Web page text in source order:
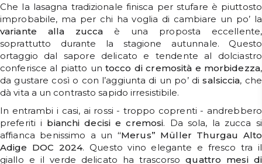
Che la lasagna tradizionale finisca per stufare è piuttosto
improbabile, ma per chi ha voglia di cambiare un po’ la
variante alla zucca è una proposta eccellente,
soprattutto durante la stagione autunnale. Questo
ortaggio dal sapore delicato e tendente al dolciastro
conferisce al piatto untocco di cremosità e morbidezza,
da gustare così o con l’aggiunta di un po’ disalsiccia, che
dà vita a un contrasto sapido irresistibile.
In entrambi i casi, ai rossi - troppo coprenti - andrebbero
preferiti i bianchi decisi e cremosi. Da sola, la zucca si
affianca benissimo a un“Merus” Müller Thurgau Alto
Adige DOC 2024. Questo vino elegante e fresco tra il
giallo e il verde delicato ha trascorsoquattro mesi di